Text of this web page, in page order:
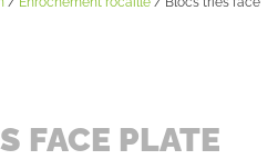
FACE PLATE